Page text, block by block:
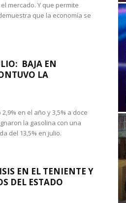
mercado. Y que permite
que la economía se
BAJA EN
LA
en el año y 3,5% a doce
la gasolina con una
del 13,5% en julio.
EN EL TENIENTE Y
DEL ESTADO